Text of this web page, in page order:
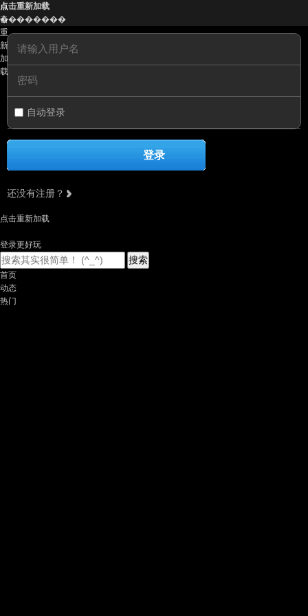
点
击
重
新
加
载
点击重新加载
��������
自动登录
登录
还没有注册？
点击重新加载
登录更好玩
搜索
首页
动态
热门